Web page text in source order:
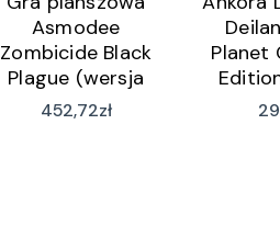
Asmodee
Zombicide Black
Plague (wersja
niemiecka)
452,72zł
Planet